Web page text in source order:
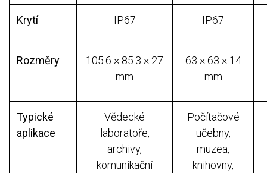
Krytí IP67 IP67
Rozměry
105.6 × 85.3 × 27
mm
63 × 63 × 14
mm
Typické
aplikace
Vědecké
laboratoře,
archivy,
komunikační
Počítačové
učebny,
muzea,
knihovny,